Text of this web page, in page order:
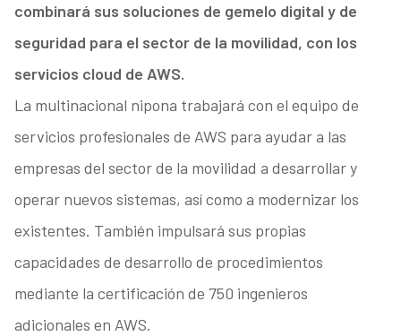
combinará sus soluciones de gemelo digital y de
seguridad para el sector de la movilidad, con los
servicios cloud de AWS.
La multinacional nipona trabajará con el equipo de
servicios profesionales de AWS para ayudar a las
empresas del sector de la movilidad a desarrollar y
operar nuevos sistemas, así como a modernizar los
existentes. También impulsará sus propias
capacidades de desarrollo de procedimientos
mediante la certificación de 750 ingenieros
adicionales en AWS.